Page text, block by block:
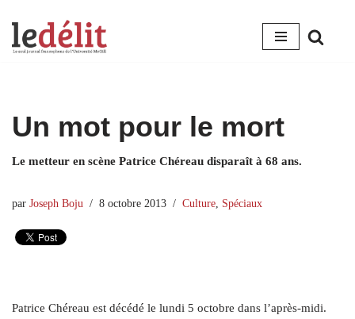
Aller
Un mot pour le mort
Le metteur en scène Patrice Chéreau disparaît à 68 ans.
par Joseph Boju 8 octobre 2013 Culture Spéciaux
Patrice Chéreau est décédé le lundi 5 octobre dans l’après-midi.